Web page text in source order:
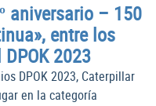
aniversario – 150
entre los
2023
DPOK 2023, Caterpillar
en la categoría